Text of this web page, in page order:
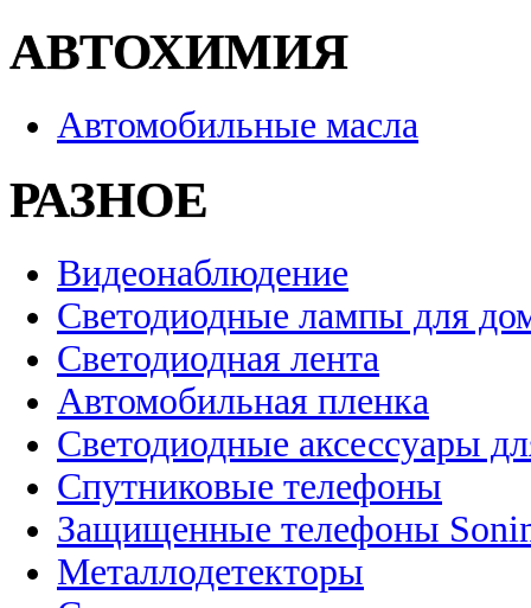
АВТОХИМИЯ
Автомобильные масла
РАЗНОЕ
Видеонаблюдение
Светодиодные лампы для
Светодиодная лента
Автомобильная пленка
Светодиодные аксессуары
Спутниковые телефоны
Защищенные телефоны
Металлодетекторы